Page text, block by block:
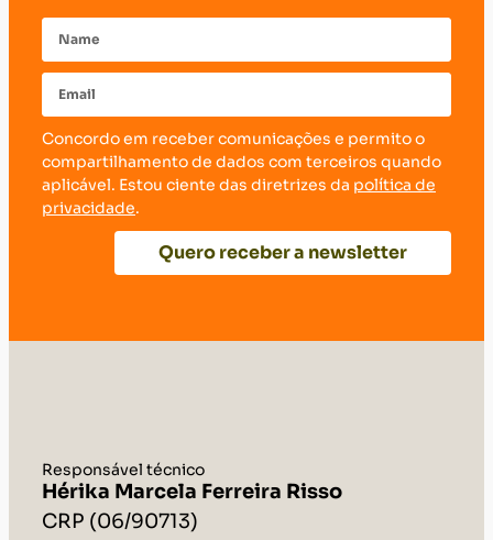
Concordo em receber comunicações e permito o
compartilhamento de dados com terceiros quando
aplicável. Estou ciente das diretrizes da política de
privacidade.
Quero receber a newsletter
Responsável técnico
Hérika Marcela Ferreira Risso
CRP (06/90713)